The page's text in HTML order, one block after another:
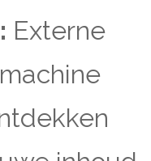
Externe